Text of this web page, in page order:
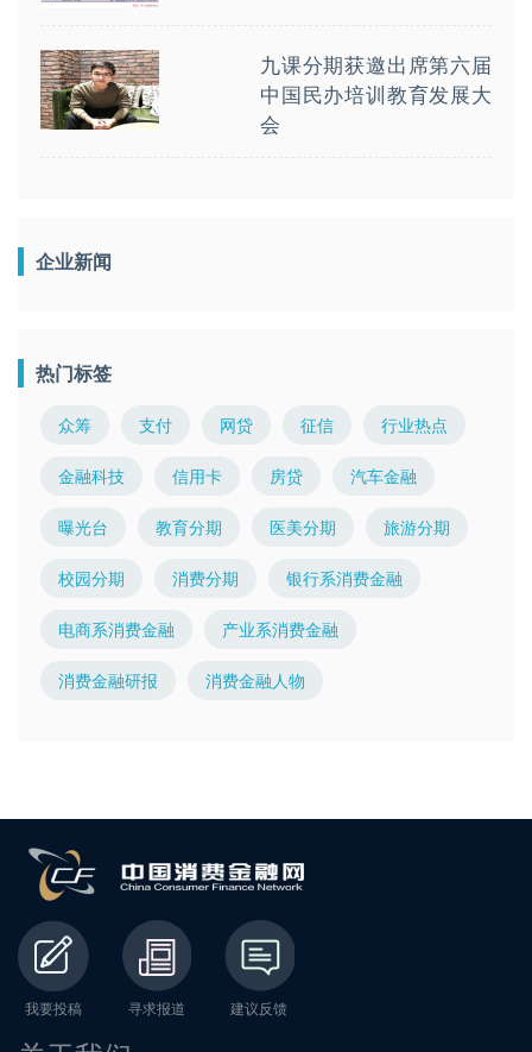
九课分期获邀出席第六届
中国民办培训教育发展大
会
企业新闻
热门标签
众筹 支付 网贷 征信 行业热点
金融科技 信用卡 房贷 汽车金融
曝光台 教育分期 医美分期 旅游分期
校园分期 消费分期 银行系消费金融
电商系消费金融 产业系消费金融
消费金融研报 消费金融人物
我要投稿 寻求报道 建议反馈